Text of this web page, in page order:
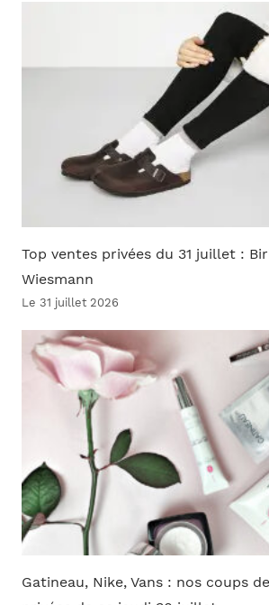
Top ventes privées du 31 juillet :
Wiesmann
Le 31 juillet 2026
Gatineau, Nike, Vans : nos coups